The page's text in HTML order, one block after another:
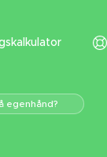
egenhånd?